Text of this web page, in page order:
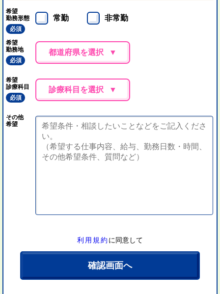
希望
勤務形態
必須
常勤 非常勤
希望
勤務地
必須
都道府県を選択
希望
診療科目
必須
診療科目を選択
その他
希望
利用規約 に同意して
確認画面へ